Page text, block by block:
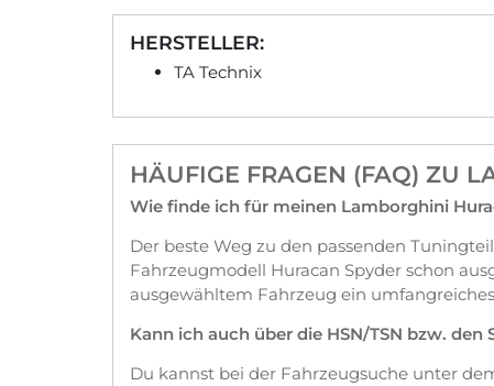
HERSTELLER:
TA Technix
HÄUFIGE FRAGEN (FAQ) ZU
Wie finde ich für meinen Lamborghini
Der beste Weg zu den passenden
Fahrzeugmodell Huracan Spyder schon
ausgewähltem Fahrzeug ein
Kann ich auch über die HSN/TSN bzw.
Du kannst bei der Fahrzeugsuche unter